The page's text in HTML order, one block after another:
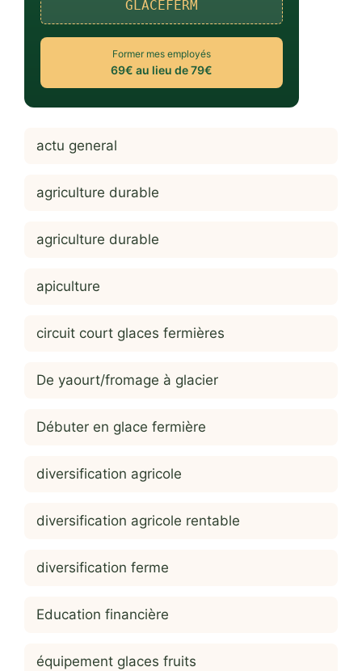
GLACEFERM
Former mes employés
69€ au lieu de 79€
actu general
agriculture durable
agriculture durable
apiculture
circuit court glaces fermières
De yaourt/fromage à glacier
Débuter en glace fermière
diversification agricole
diversification agricole rentable
diversification ferme
Education financière
équipement glaces fruits